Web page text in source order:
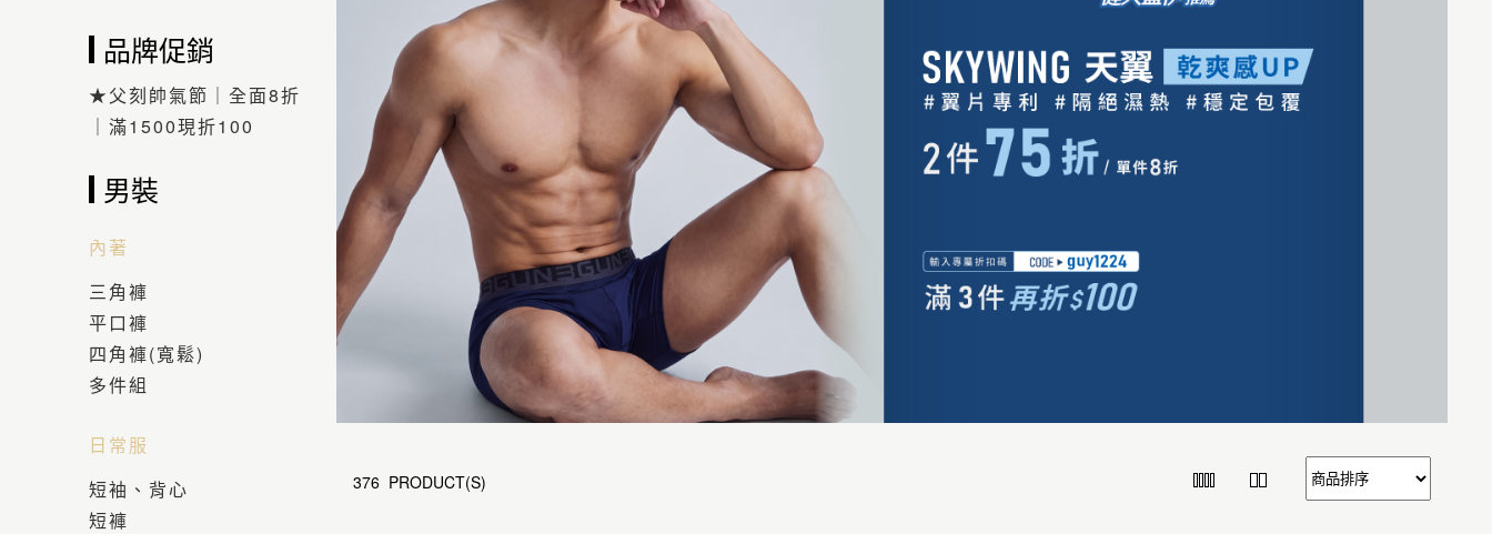
品牌促銷
★父刻帥氣節｜全面8折
｜滿1500現折100
男裝
內著
三角褲
平口褲
四角褲(寬鬆)
多件組
日常服
短袖、背心
短褲
376 PRODUCT(S)